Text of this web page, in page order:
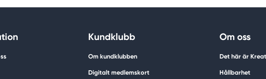
Kundklubb
Om kundklubben
Digitalt medlemskort
Om oss
Det här är
Hållbarhet